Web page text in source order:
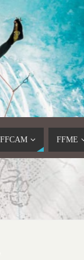
FFCAM FFME